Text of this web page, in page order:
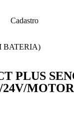
Cadastro
BATERIA)
PLUS